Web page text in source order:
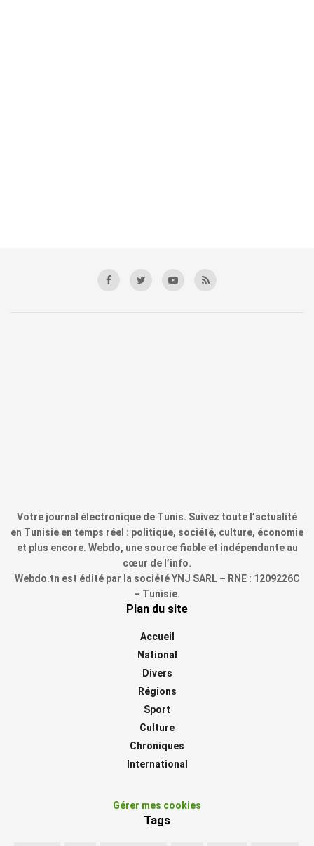
Votre journal électronique de Tunis. Suivez toute l’actualité
en Tunisie en temps réel : politique, société, culture, économie
et plus encore. Webdo, une source fiable et indépendante au
cœur de l’info.
Webdo.tn est édité par la société YNJ SARL – RNE : 1209226C
– Tunisie.
Plan du site
Accueil
National
Divers
Régions
Sport
Culture
Chroniques
International
Gérer mes cookies
Tags